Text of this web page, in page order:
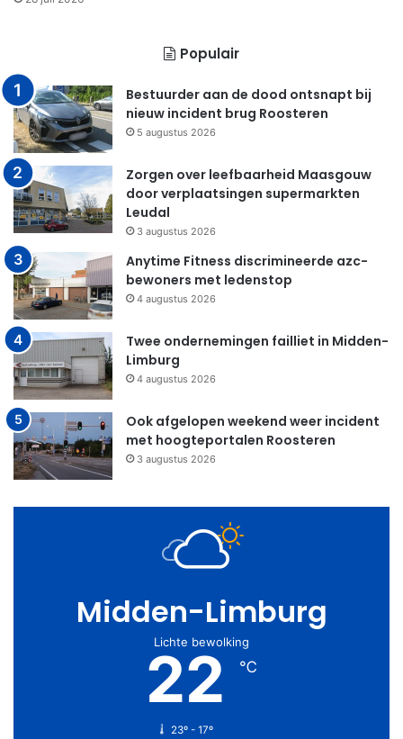
Populair
Bestuurder aan de dood ontsnapt bij
nieuw incident brug Roosteren
5 augustus 2026
Zorgen over leefbaarheid Maasgouw
door verplaatsingen supermarkten
Leudal
3 augustus 2026
Anytime Fitness discrimineerde azc-
bewoners met ledenstop
4 augustus 2026
Twee ondernemingen failliet in Midden-
Limburg
4 augustus 2026
Ook afgelopen weekend weer incident
met hoogteportalen Roosteren
3 augustus 2026
Midden-Limburg
Lichte bewolking
22 ℃
23º - 17º